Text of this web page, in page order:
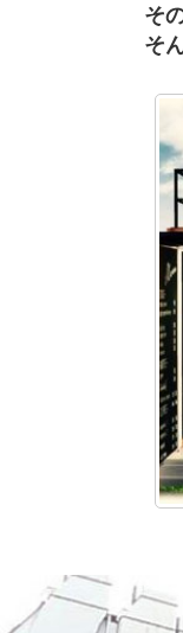
そ
そ